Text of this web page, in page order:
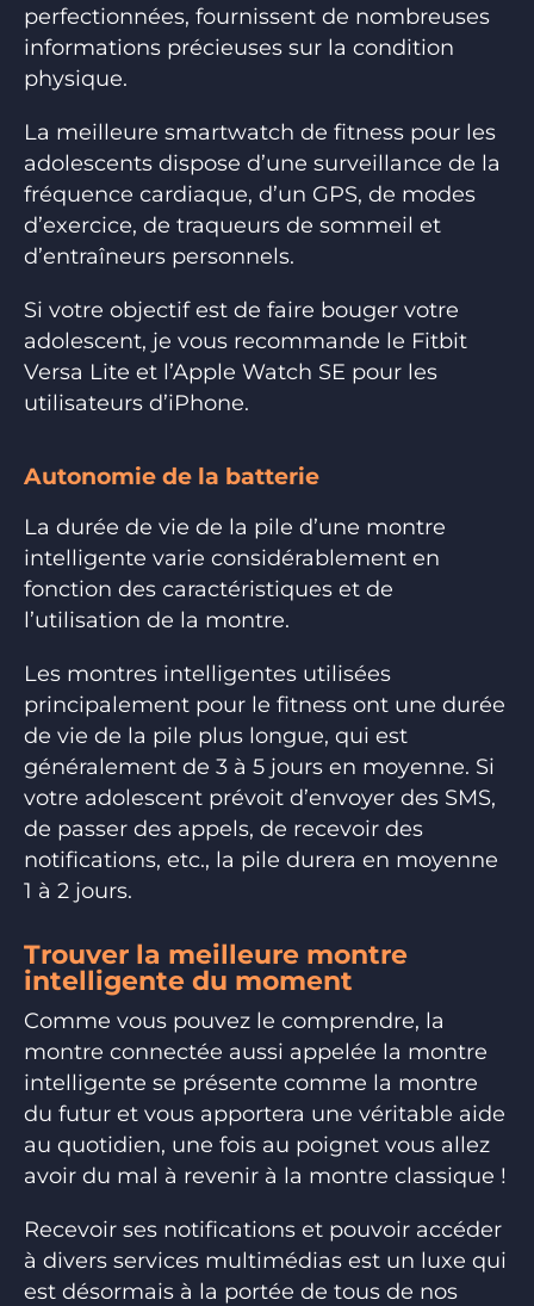
perfectionnées, fournissent de nombreuses
informations précieuses sur la condition
physique.
La meilleure smartwatch de fitness pour les
adolescents dispose d’une surveillance de la
fréquence cardiaque, d’un GPS, de modes
d’exercice, de traqueurs de sommeil et
d’entraîneurs personnels.
Si votre objectif est de faire bouger votre
adolescent, je vous recommande le Fitbit
Versa Lite et l’Apple Watch SE pour les
utilisateurs d’iPhone.
Autonomie de la batterie
La durée de vie de la pile d’une montre
intelligente varie considérablement en
fonction des caractéristiques et de
l’utilisation de la montre.
Les montres intelligentes utilisées
principalement pour le fitness ont une durée
de vie de la pile plus longue, qui est
généralement de 3 à 5 jours en moyenne. Si
votre adolescent prévoit d’envoyer des SMS,
de passer des appels, de recevoir des
notifications, etc., la pile durera en moyenne
1 à 2 jours.
Trouver la meilleure montre
intelligente du moment
Comme vous pouvez le comprendre, la
montre connectée aussi appelée la montre
intelligente se présente comme la montre
du futur et vous apportera une véritable aide
au quotidien, une fois au poignet vous allez
avoir du mal à revenir à la montre classique !
Recevoir ses notifications et pouvoir accéder
à divers services multimédias est un luxe qui
est désormais à la portée de tous de nos